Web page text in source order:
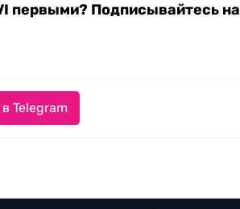
первыми? Подписывайтесь на
Telegram